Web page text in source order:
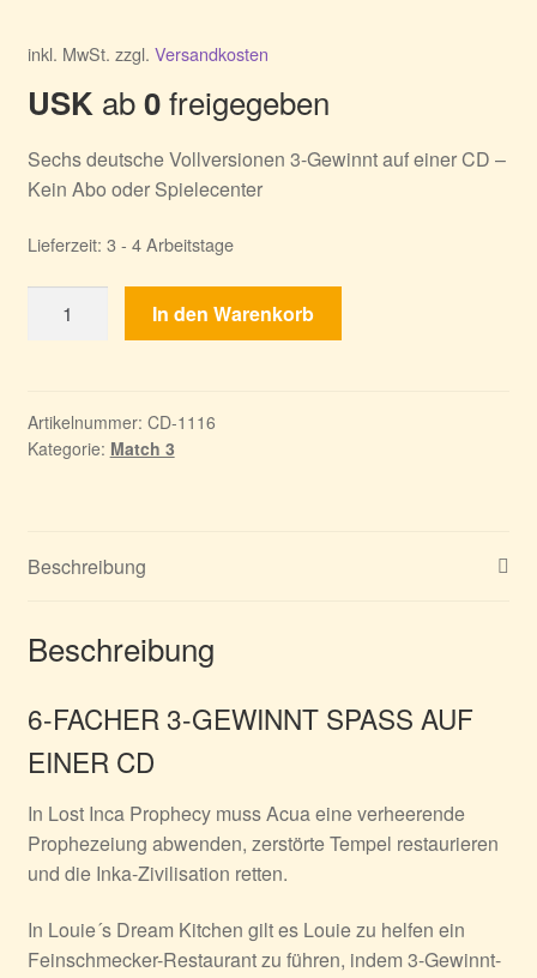
inkl. MwSt. zzgl. Versandkosten
USK ab0freigegeben
Sechs deutsche Vollversionen 3-Gewinnt auf einer CD –
Kein Abo oder Spielecenter
Lieferzeit: 3 - 4 Arbeitstage
Box
Vol.
In den Warenkorb
Artikelnummer: CD-1116
Kategorie: Match 3
Beschreibung
Beschreibung
6-FACHER 3-GEWINNT SPASS AUF
EINER CD
In Lost Inca Prophecymuss Acua eine verheerende
Prophezeiung abwenden, zerstörte Tempel restaurieren
und die Inka-Zivilisation retten.
In Louie´s Dream Kitchen gilt es Louie zu helfen ein
Feinschmecker-Restaurant zu führen, indem 3-Gewinnt-